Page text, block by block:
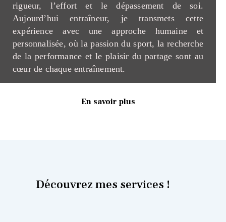
rigueur, l’effort et le dépassement de soi.
Aujourd’hui entraîneur, je transmets cette
expérience avec une approche humaine et
personnalisée, où la passion du sport, la recherche
de la performance et le plaisir du partage sont au
cœur de chaque entraînement.
En savoir plus
Découvrez mes services !